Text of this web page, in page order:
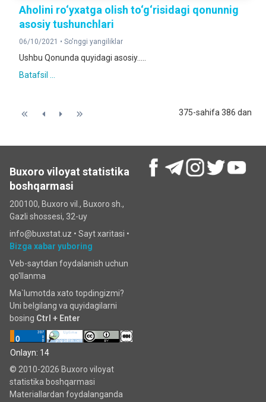
Aholini ro‘yxatga olish to‘g‘risidagi qonunnig
asosiy tushunchlari
06/10/2021 • So'nggi yangiliklar
Ushbu Qonunda quyidagi asosiy.....
Batafsil ...
375-sahifa 386 dan
Buxoro viloyat statistika
boshqarmasi
200100, Buxoro vil., Buxoro sh.,
Gazli shossesi, 32-uy
info@buxstat.uz • Sayt xaritasi •
Bizga xabar yuboring
Veb-saytdan foydalanish uchun
qo'llanma
Ma`lumotda xato topdingizmi?
Uni belgilang va quyidagilarni
bosing Ctrl + Enter
Onlayn: 14
© 2010-2026 Buxoro viloyat
statistika boshqarmasi
Materiallardan foydalanganda